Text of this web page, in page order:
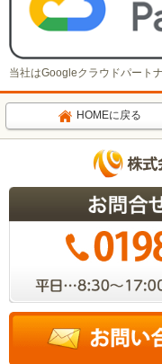
当社はGoogleクラウドパート
HOMEに戻る